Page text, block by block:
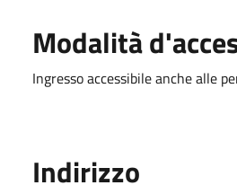
Modalità
Ingresso accessibile anche alle
Indirizzo